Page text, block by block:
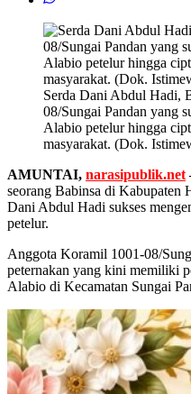
Serda Dani Abdul Hadi,
08/Sungai Pandan yang
Alabio petelur hingga
masyarakat. (Dok.
AMUNTAI, narasipublik.net
seorang Babinsa di Kabupaten
Dani Abdul Hadi sukses
petelur.
Anggota Koramil 1001-08/
peternakan yang kini memiliki
Alabio di Kecamatan Sungai